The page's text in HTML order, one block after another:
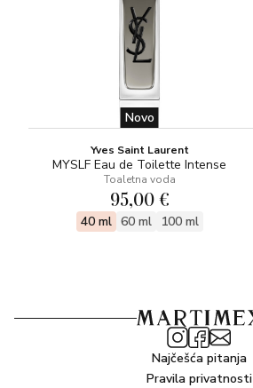
Novo
Yves Saint Laurent
MYSLF Eau de Toilette Intense
Toaletna voda
95,00 €
40 ml 60 ml 100 ml
Najčešća pitanja
Pravila privatnosti